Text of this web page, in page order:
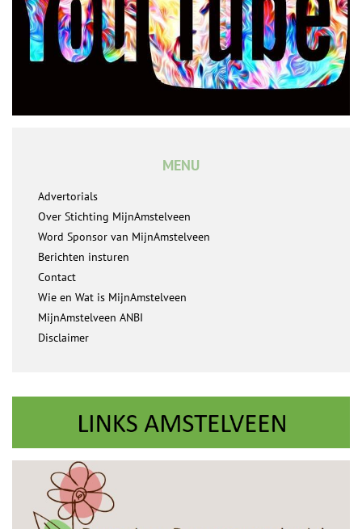
MENU
Advertorials
Over Stichting MijnAmstelveen
Word Sponsor van MijnAmstelveen
Berichten insturen
Contact
Wie en Wat is MijnAmstelveen
MijnAmstelveen ANBI
Disclaimer